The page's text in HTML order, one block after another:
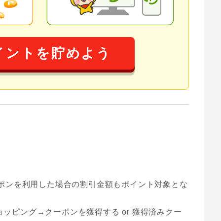
トを貯めよう
を利用した場合の割引金額もポイント対象とな
ピング→クーポンを獲得する or 獲得済みクー